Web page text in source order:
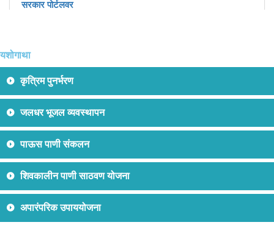
यशोगाथा
कृत्रिम पुनर्भरण
जलधर भूजल व्यवस्थापन
पाऊस पाणी संकलन
शिवकालीन पाणी साठवण योजना
अपारंपरिक उपाययोजना